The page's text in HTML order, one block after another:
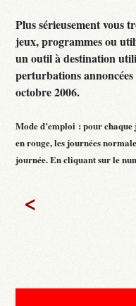
Plus sérieusement vous
jeux, programmes ou
un outil à destination
perturbations
octobre 2006.
Mode d’emploi : pour
en rouge, les journées
journée. En cliquant sur le
<